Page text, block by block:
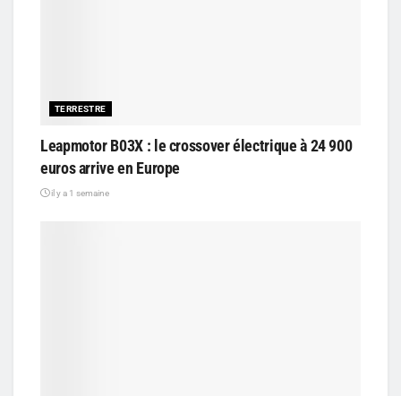
TERRESTRE
Leapmotor B03X : le crossover électrique à 24 900
euros arrive en Europe
il y a 1 semaine